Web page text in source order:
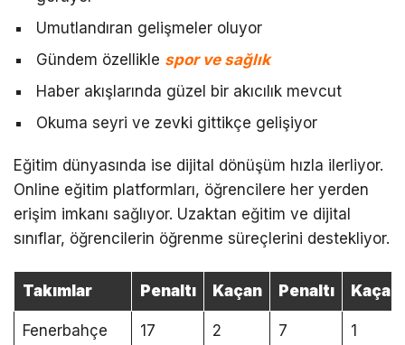
Umutlandıran gelişmeler oluyor
Gündem özellikle spor ve sağlık
Haber akışlarında güzel bir akıcılık mevcut
Okuma seyri ve zevki gittikçe gelişiyor
Eğitim dünyasında ise dijital dönüşüm hızla ilerliyor.
Online eğitim platformları, öğrencilere her yerden
erişim imkanı sağlıyor. Uzaktan eğitim ve dijital
sınıflar, öğrencilerin öğrenme süreçlerini destekliyor.
Takımlar Penaltı Kaçan Penaltı Kaçan
Fenerbahçe 17 2 7 1